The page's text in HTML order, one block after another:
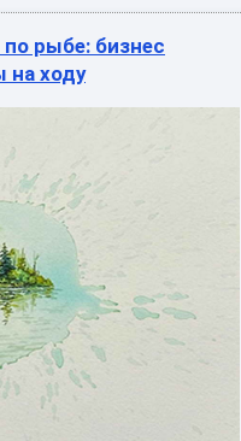
меняет вектор. Путина
дороги.
сдают позиции.